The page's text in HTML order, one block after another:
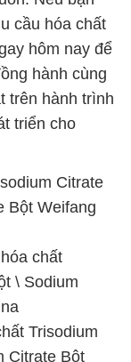
triển cho
Citrate
Bột Weifang
chất
\ Sodium
Trisodium
Bột
Trisodium
Bột